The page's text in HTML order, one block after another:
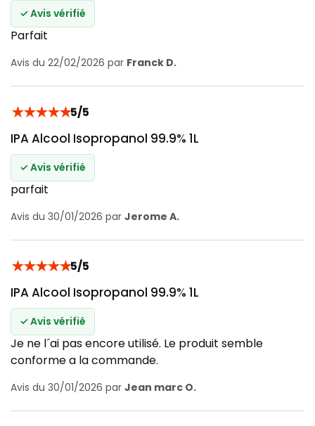
✓ Avis vérifié
Parfait
Avis du 22/02/2026 par Franck D.
★★★★★5/5
IPA Alcool Isopropanol 99.9% 1L
✓ Avis vérifié
parfait
Avis du 30/01/2026 par Jerome A.
★★★★★5/5
IPA Alcool Isopropanol 99.9% 1L
✓ Avis vérifié
Je ne l´ai pas encore utilisé. Le produit semble
conforme a la commande.
Avis du 30/01/2026 par Jean marc O.